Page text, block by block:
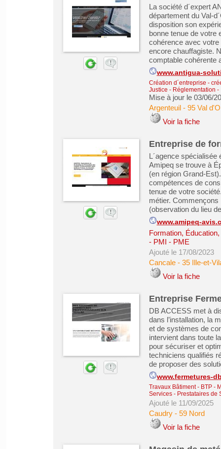
La société d´expert
département du Val-
disposition son
bonne tenue de votre
cohérence avec
encore chauffagiste.
comptable cohérente
www.antigua-
Création d´entreprise -
Justice - Réglementation -
Mise à jour le 03/06/
Argenteuil- 95 Val
Voir la fiche
Entreprise de
L´agence
Amipeq se trouve à
(en région Grand-
compétences de
tenue de votre
métier.
(observation du lieu
www.amipeq-
Formation,
- PMI - PME
Ajouté le 17/08/2023
Cancale- 35 Ille-et-
Voir la fiche
Entreprise
DB ACCESS met à
dans l’installation, la
et de systèmes de
intervient dans toute
pour sécuriser et
techniciens qualifiés
de proposer des
www.fermetures-
Travaux Bâtiment - BTP -
Services - Prestataires de
Ajouté le 11/09/2025
Caudry- 59 Nord
Voir la fiche